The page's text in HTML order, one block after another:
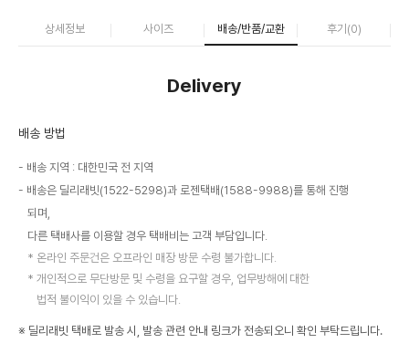
상세정보 사이즈 배송/반품/교환 후기(0)
Delivery
배송 방법
배송 지역 : 대한민국 전 지역
배송은 딜리래빗(1522-5298)과 로젠택배(1588-9988)를 통해 진행
되며,
다른 택배사를 이용할 경우 택배비는 고객 부담입니다.
온라인 주문건은 오프라인 매장 방문 수령 불가합니다.
개인적으로 무단방문 및 수령을 요구할 경우, 업무방해에 대한
법적 불이익이 있을 수 있습니다.
※ 딜리래빗 택배로 발송 시, 발송 관련 안내 링크가 전송되오니 확인 부탁드립니다.